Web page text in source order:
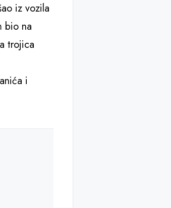
iz vozila
bio na
trojica
i